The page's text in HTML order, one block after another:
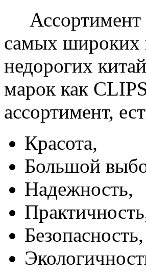
Ассортимент
самых широких
недорогих
марок как
ассортимент,
Красота,
Большой
Надежность,
Безопасность,